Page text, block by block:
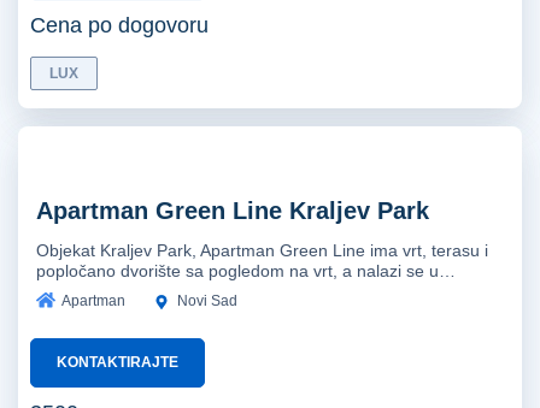
Cena po dogovoru
LUX
Apartman Green Line Kraljev Park
Objekat Kraljev Park, Apartman Green Line ima vrt, terasu i
popločano dvorište sa pogledom na vrt, a nalazi se u…
Apartman Novi Sad
KONTAKTIRAJTE